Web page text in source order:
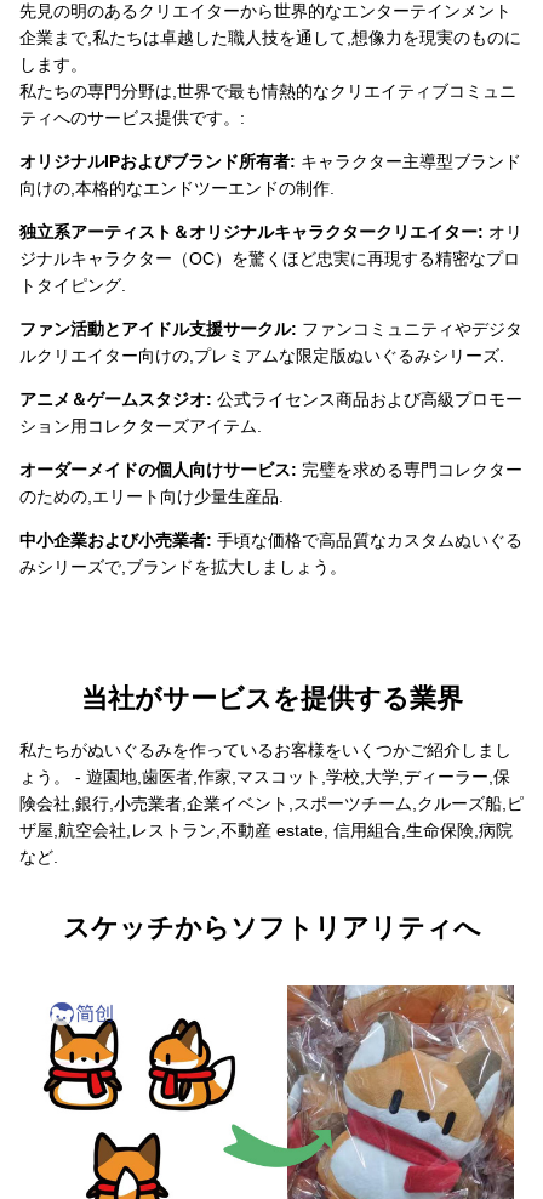
先見の明のあるクリエイターから世界的なエンターテインメント
企業まで,私たちは卓越した職人技を通して,想像力を現実のものに
します。
私たちの専門分野は,世界で最も情熱的なクリエイティブコミュニ
ティへのサービス提供です。:
オリジナルIPおよびブランド所有者: キャラクター主導型ブランド
向けの,本格的なエンドツーエンドの制作.
独立系アーティスト＆オリジナルキャラクタークリエイター: オリ
ジナルキャラクター（OC）を驚くほど忠実に再現する精密なプロ
トタイピング.
ファン活動とアイドル支援サークル: ファンコミュニティやデジタ
ルクリエイター向けの,プレミアムな限定版ぬいぐるみシリーズ.
アニメ＆ゲームスタジオ: 公式ライセンス商品および高級プロモー
ション用コレクターズアイテム.
オーダーメイドの個人向けサービス: 完璧を求める専門コレクター
のための,エリート向け少量生産品.
中小企業および小売業者: 手頃な価格で高品質なカスタムぬいぐる
みシリーズで,ブランドを拡大しましょう。
当社がサービスを提供する業界
私たちがぬいぐるみを作っているお客様をいくつかご紹介しまし
ょう。 - 遊園地,歯医者,作家,マスコット,学校,大学,ディーラー,保
険会社,銀行,小売業者,企業イベント,スポーツチーム,クルーズ船,ピ
ザ屋,航空会社,レストラン,不動産 estate, 信用組合,生命保険,病院
など.
スケッチからソフトリアリティへ